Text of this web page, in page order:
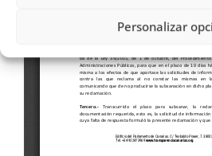
Personalizar